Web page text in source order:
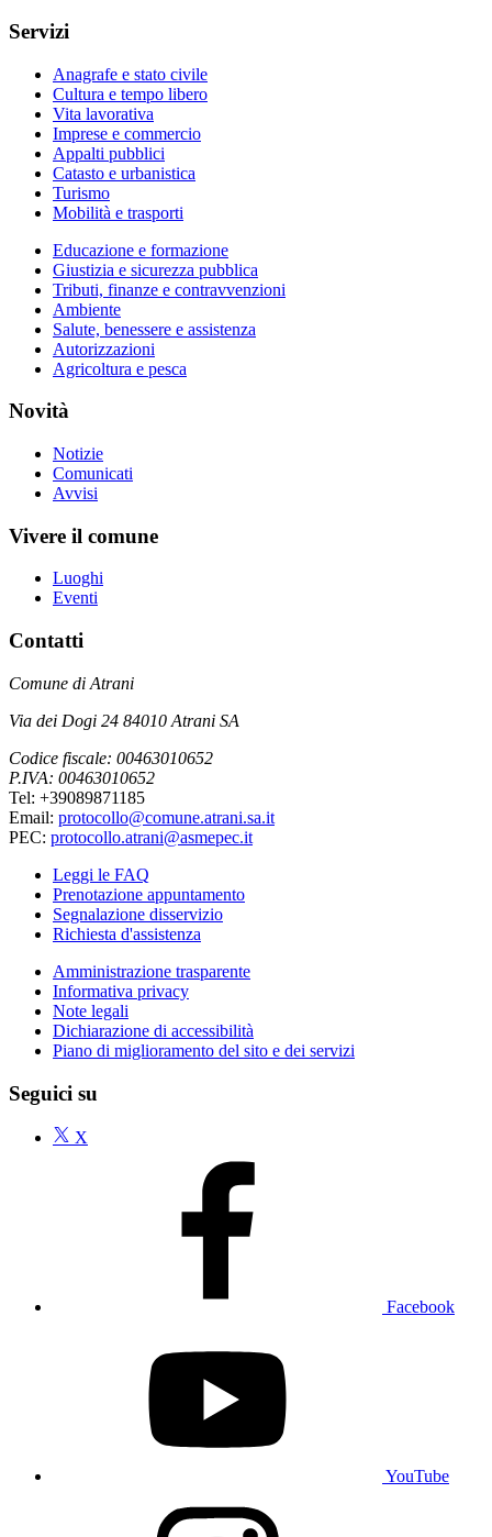
Servizi
Anagrafe e stato civile
Cultura e tempo libero
Vita lavorativa
Imprese e commercio
Appalti pubblici
Catasto e urbanistica
Turismo
Mobilità e trasporti
Educazione e formazione
Giustizia e sicurezza pubblica
Tributi, finanze e contravvenzioni
Ambiente
Salute, benessere e assistenza
Autorizzazioni
Agricoltura e pesca
Novità
Notizie
Comunicati
Avvisi
Vivere il comune
Luoghi
Eventi
Contatti
Comune di Atrani
Via dei Dogi 24 84010 Atrani SA
Codice fiscale: 00463010652
P.IVA: 00463010652
Tel: +39089871185
Email: protocollo@comune.atrani.sa.it
PEC: protocollo.atrani@asmepec.it
Leggi le FAQ
Prenotazione appuntamento
Segnalazione disservizio
Richiesta d'assistenza
Amministrazione trasparente
Informativa privacy
Note legali
Dichiarazione di accessibilità
Piano di miglioramento del sito e dei servizi
Seguici su
X
Facebook
YouTube